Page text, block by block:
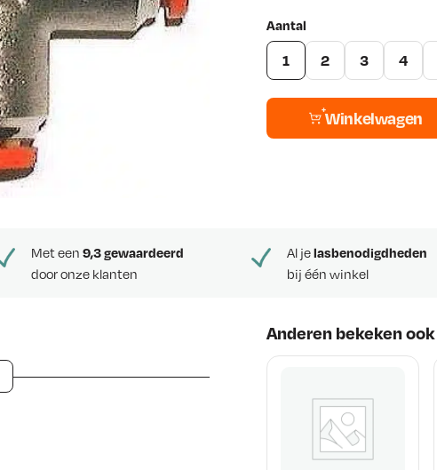
Aantal
1 2 3 4
Winkelwagen
Met een 9,3 gewaardeerd
door onze klanten
Al jelasbenodigdheden
bij één winkel
Anderen bekeken ook